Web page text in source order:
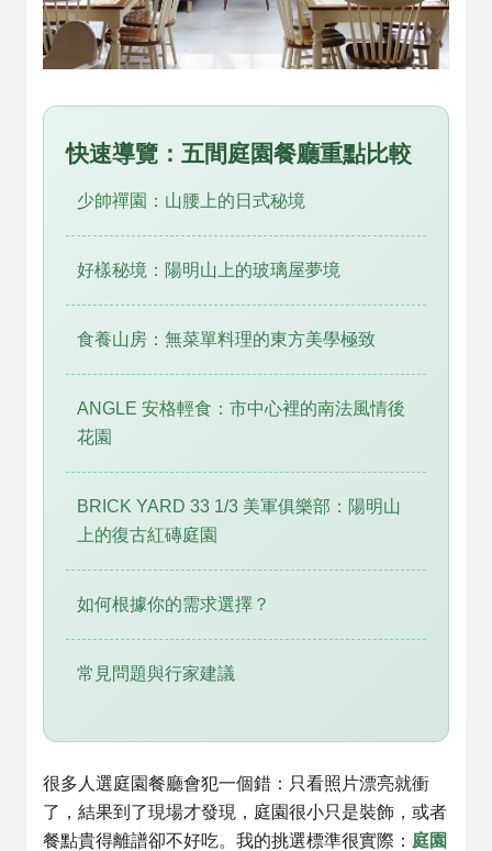
快速導覽：五間庭園餐廳重點比較
少帥禪園：山腰上的日式秘境
好樣秘境：陽明山上的玻璃屋夢境
食養山房：無菜單料理的東方美學極致
ANGLE 安格輕食：市中心裡的南法風情後
花園
BRICK YARD 33 1/3 美軍俱樂部：陽明山
上的復古紅磚庭園
如何根據你的需求選擇？
常見問題與行家建議
很多人選庭園餐廳會犯一個錯：只看照片漂亮就衝
了，結果到了現場才發現，庭園很小只是裝飾，或者
餐點貴得離譜卻不好吃。我的挑選標準很實際： 庭園